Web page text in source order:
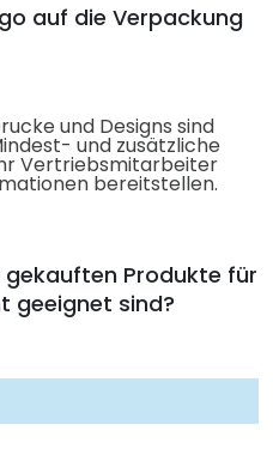
auf die Verpackung
und Designs sind
und zusätzliche
Vertriebsmitarbeiter
bereitstellen.
Produkte für
geeignet sind?